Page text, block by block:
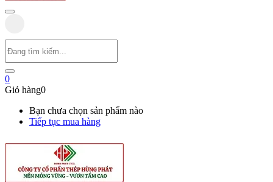
0
Giỏ hàng0
Bạn chưa chọn sản phẩm nào
Tiếp tục mua hàng